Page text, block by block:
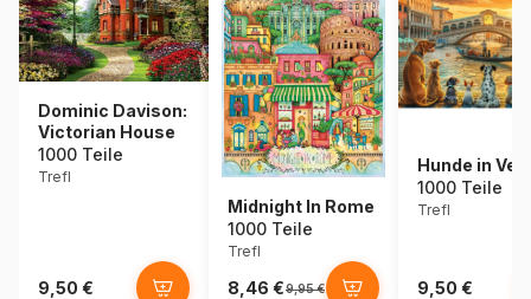
Dominic Davison:
Victorian House
1000 Teile
Trefl
9,50 €
Midnight In Rome
1000 Teile
Trefl
8,46 €9,95 €
Hunde in
1000 Teile
Trefl
9,50 €